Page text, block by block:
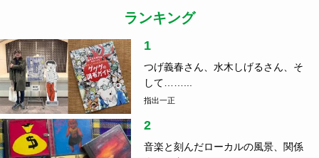
ランキング
1
つげ義春さん、水木しげるさん、そ
して……...
指出一正
2
音楽と刻んだローカルの風景、関係